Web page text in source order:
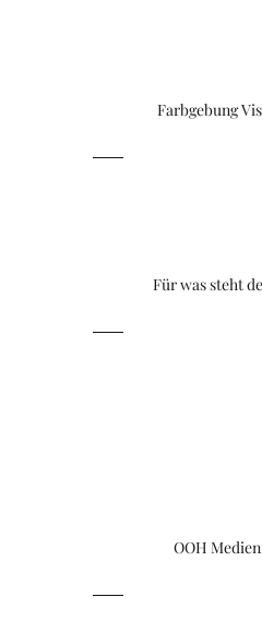
Farbgebung
Für was steht
OOH